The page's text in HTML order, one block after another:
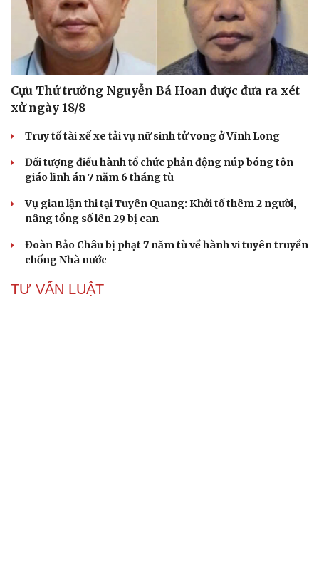
Cựu Thứ trưởng Nguyễn Bá Hoan được đưa ra xét
xử ngày 18/8
Truy tố tài xế xe tải vụ nữ sinh tử vong ở Vĩnh Long
Đối tượng điều hành tổ chức phản động núp bóng tôn
giáo lĩnh án 7 năm 6 tháng tù
Vụ gian lận thi tại Tuyên Quang: Khởi tố thêm 2 người,
nâng tổng số lên 29 bị can
Đoàn Bảo Châu bị phạt 7 năm tù về hành vi tuyên truyền
chống Nhà nước
TƯ VẤN LUẬT